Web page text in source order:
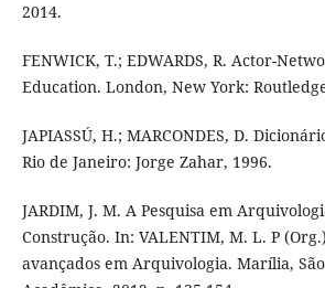
2014.
FENWICK, T.; EDWARDS, R. Actor-
Education. London, New York:
JAPIASSÚ, H.; MARCONDES, D.
Rio de Janeiro: Jorge Zahar, 1996.
JARDIM, J. M. A Pesquisa em
Construção. In: VALENTIM, M. L. P
avançados em Arquivologia. Marília,